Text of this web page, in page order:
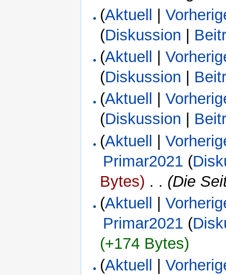
(Aktuell |
(Diskussion
(Aktuell |
(Diskussion
(Aktuell |
(Diskussion
(Aktuell |
Primar2021 (
Bytes) . . (Die
(Aktuell |
Primar2021 (
(+174 Bytes)
(Aktuell |